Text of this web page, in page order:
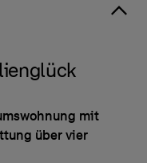
mit
über vier